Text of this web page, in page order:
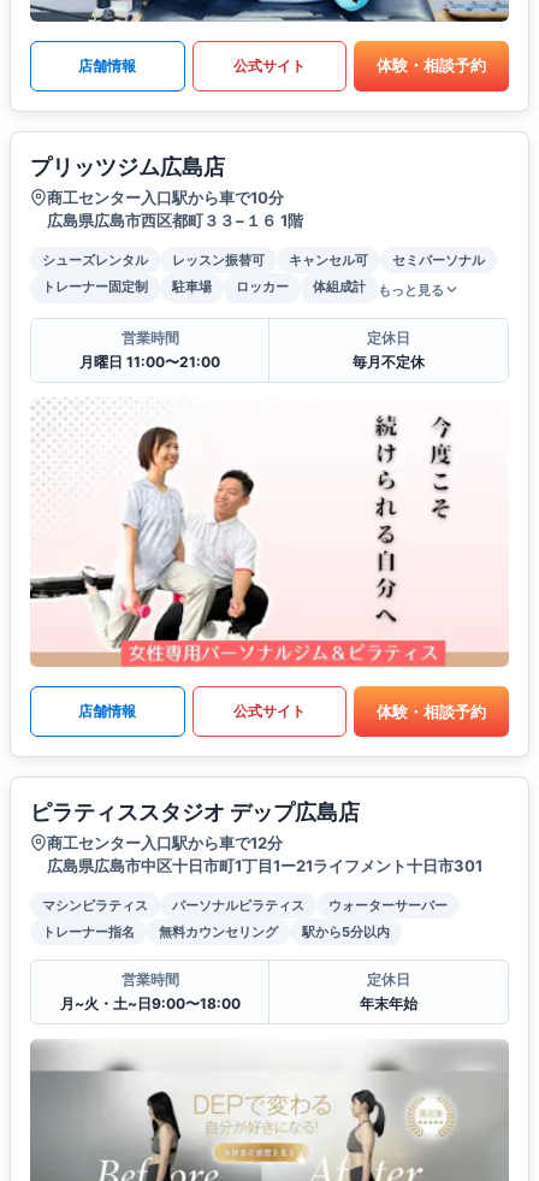
店舗情報 公式サイト 体験・相談予約
プリッツジム広島店
商工センター入口駅から車で10分
広島県広島市西区都町３３−１６ 1階
シューズレンタル レッスン振替可 キャンセル可
セミパーソナル
トレーナー固定制
駐車場 ロッカー 体組成計 もっと見る
営業時間
月曜日 11:00〜21:00
定休日
毎月不定休
店舗情報 公式サイト 体験・相談予約
ピラティススタジオ デップ広島店
商工センター入口駅から車で12分
広島県広島市中区十日市町1丁目1ー21ライフメント十日市301
マシンピラティス パーソナルピラティス
ウォーターサーバー
トレーナー指名
無料カウンセリング 駅から5分以内
営業時間
月~火・土~日9:00〜18:00
定休日
年末年始